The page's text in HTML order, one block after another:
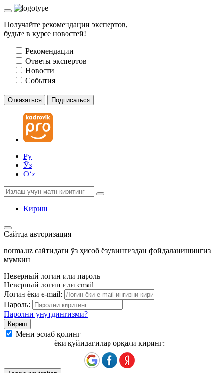
Получайте рекомендации экспертов,
будьте в курсе новостей!
Рекомендации
Ответы экспертов
Новости
События
Отказаться Подписаться
Ру
Ўз
Oʻz
Кириш
Сайтда авторизация
norma.uz сайтидаги ўз ҳисоб ёзувингиздан фойдаланишингиз
мумкин
Неверный логин или пароль
Неверный логин или email
Логин ёки e-mail:
Пароль:
Паролни унутдингизми?
Мени эслаб қолинг
ёки қуйидагилар орқали киринг: